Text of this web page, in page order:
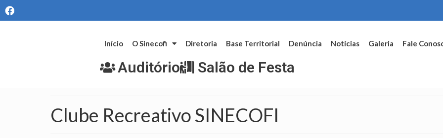
Início O Sinecofi Diretoria Base Territorial Denúncia Notícias Galeria Fale
Auditório Salão de Festa
Clube Recreativo SINECOFI